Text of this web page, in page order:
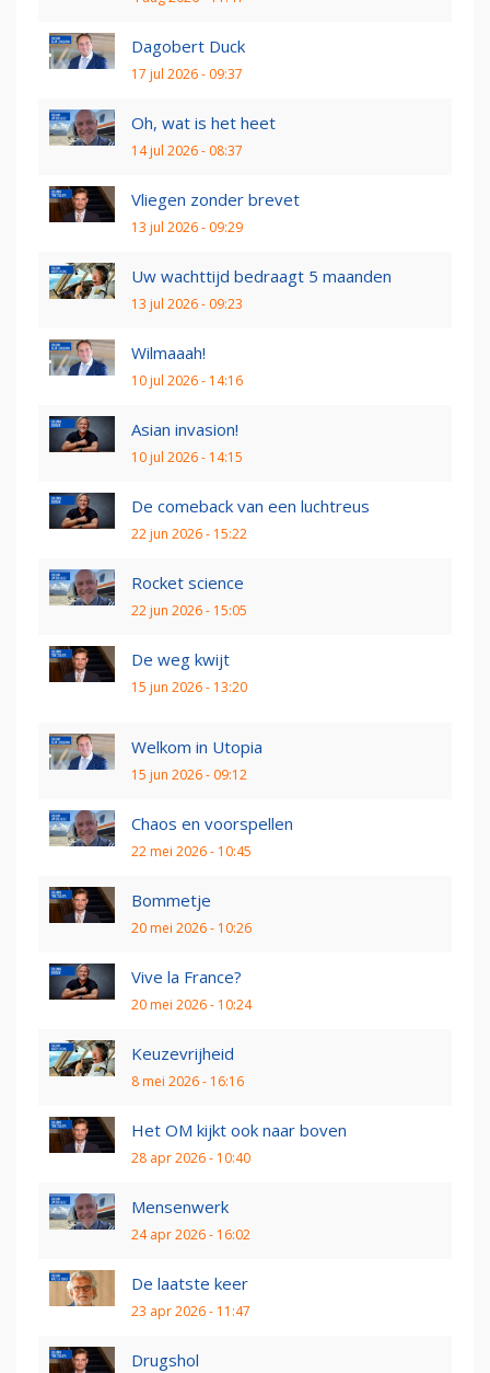
Dagobert Duck
17 jul 2026 - 09:37
Oh, wat is het heet
14 jul 2026 - 08:37
Vliegen zonder brevet
13 jul 2026 - 09:29
Uw wachttijd bedraagt 5 maanden
13 jul 2026 - 09:23
Wilmaaah!
10 jul 2026 - 14:16
Asian invasion!
10 jul 2026 - 14:15
De comeback van een luchtreus
22 jun 2026 - 15:22
Rocket science
22 jun 2026 - 15:05
De weg kwijt
15 jun 2026 - 13:20
Welkom in Utopia
15 jun 2026 - 09:12
Chaos en voorspellen
22 mei 2026 - 10:45
Bommetje
20 mei 2026 - 10:26
Vive la France?
20 mei 2026 - 10:24
Keuzevrijheid
8 mei 2026 - 16:16
Het OM kijkt ook naar boven
28 apr 2026 - 10:40
Mensenwerk
24 apr 2026 - 16:02
De laatste keer
23 apr 2026 - 11:47
Drugshol